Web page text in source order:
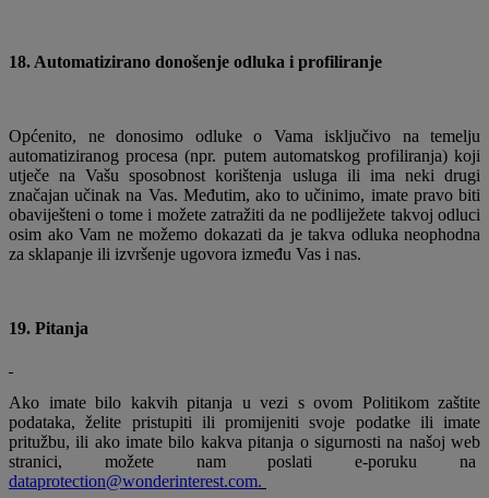
18. Automatizirano donošenje odluka i profiliranje
Općenito, ne donosimo odluke o Vama isključivo na temelju
automatiziranog procesa (npr. putem automatskog profiliranja) koji
utječe na Vašu sposobnost korištenja usluga ili ima neki drugi
značajan učinak na Vas. Međutim, ako to učinimo, imate pravo biti
obaviješteni o tome i možete zatražiti da ne podliježete takvoj odluci
osim ako Vam ne možemo dokazati da je takva odluka neophodna
za sklapanje ili izvršenje ugovora između Vas i nas.
19. Pitanja
Ako imate bilo kakvih pitanja u vezi s ovom Politikom zaštite
podataka, želite pristupiti ili promijeniti svoje podatke ili imate
pritužbu, ili ako imate bilo kakva pitanja o sigurnosti na našoj web
stranici, možete nam poslati e-poruku na
dataprotection@wonderinterest.com.